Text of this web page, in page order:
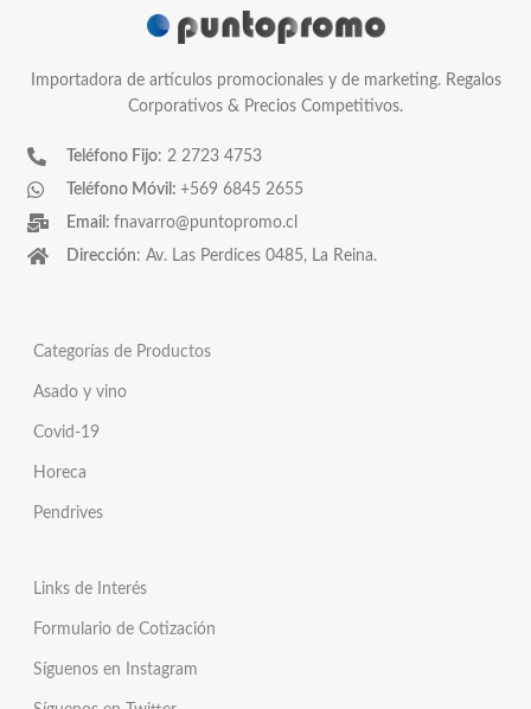
Importadora de artículos promocionales y de marketing. Regalos
Corporativos & Precios Competitivos.
Teléfono Fijo: 2 2723 4753
Teléfono Móvil: +569 6845 2655
Email: fnavarro@puntopromo.cl
Dirección: Av. Las Perdices 0485, La Reina.
Categorías de Productos
Asado y vino
Covid-19
Horeca
Pendrives
Links de Interés
Formulario de Cotización
Síguenos en Instagram